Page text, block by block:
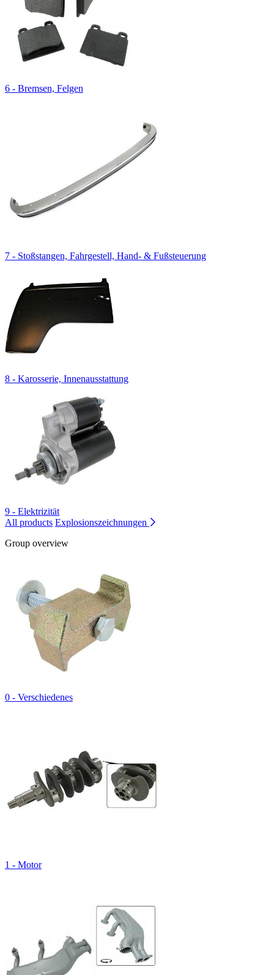
6 - Bremsen, Felgen
7 - Stoßstangen, Fahrgestell, Hand- & Fußsteuerung
8 - Karosserie, Innenausstattung
9 - Elektrizität
All products Explosionszeichnungen
Group overview
0 - Verschiedenes
1 - Motor